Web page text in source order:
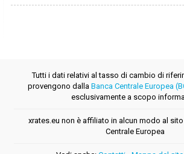
Tutti i dati relativi al tasso di cambio di
provengono dalla Banca Centrale Europea
esclusivamente a scopo
xrates.eu non è affiliato in alcun modo al
Centrale Europea